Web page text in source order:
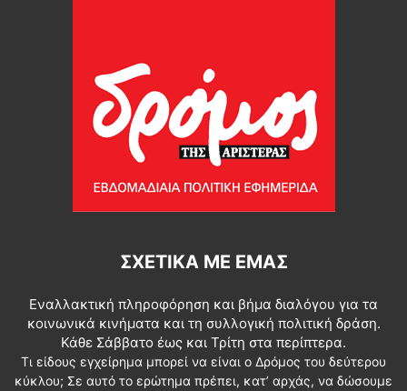
ΣΧΕΤΙΚΆ ΜΕ ΕΜΆΣ
Εναλλακτική πληροφόρηση και βήμα διαλόγου για τα
κοινωνικά κινήματα και τη συλλογική πολιτική δράση.
Κάθε Σάββατο έως και Τρίτη στα περίπτερα.
Τι είδους εγχείρημα μπορεί να είναι ο Δρόμος του δεύτερου
κύκλου; Σε αυτό το ερώτημα πρέπει, κατ’ αρχάς, να δώσουμε